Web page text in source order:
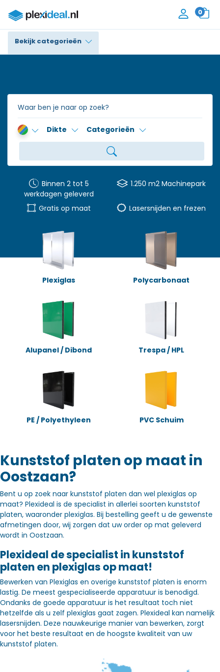
0
Bekijk categorieën
Trespa® / HPL
Alupanel / Dibond®
Accessoires
Dikte Categorieën
Binnen 2 tot 5
werkdagen geleverd
1.250 m2 Machinepark
Gratis op maat Lasersnijden en frezen
Plexiglas Polycarbonaat
Alupanel / Dibond Trespa / HPL
PE / Polyethyleen PVC Schuim
Kunststof platen op maat in
Oostzaan?
Bent u op zoek naar kunststof platen dan wel plexiglas op
maat? Plexideal is de specialist in allerlei soorten kunststof
platen, waaronder plexiglas. Bij bestelling geeft u de gewenste
afmetingen door, wij zorgen dat uw order op mat geleverd
wordt in Oostzaan.
Plexideal de specialist in kunststof
platen en plexiglas op maat!
Bewerken van Plexiglas en overige kunststof platen is enorm
lastig. De meest gespecialiseerde apparatuur is benodigd.
Ondanks de goede apparatuur is het resultaat toch niet
hetzelfde als u zelf plexiglas gaat zagen. Plexideal kan namelijk
lasersnijden. Deze nauwkeurige manier van bewerken, zorgt
voor het beste resultaat en de hoogste kwaliteit van uw
kunststof platen.